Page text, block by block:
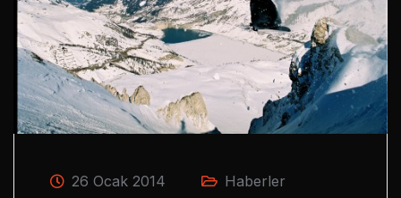
26 Ocak 2014 Haberler